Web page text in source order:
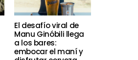
El desafío viral de
Manu Ginóbili llega
a los bares:
embocar el maní y